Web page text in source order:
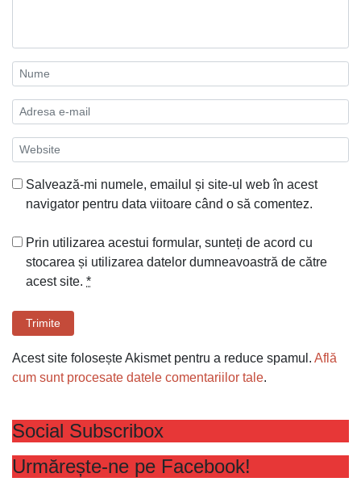
Salvează-mi numele, emailul și site-ul web în acest
navigator pentru data viitoare când o să comentez.
Prin utilizarea acestui formular, sunteți de acord cu
stocarea și utilizarea datelor dumneavoastră de către
acest site. *
Trimite
Acest site folosește Akismet pentru a reduce spamul. Află
cum sunt procesate datele comentariilor tale.
Social Subscribox
Urmărește-ne pe Facebook!